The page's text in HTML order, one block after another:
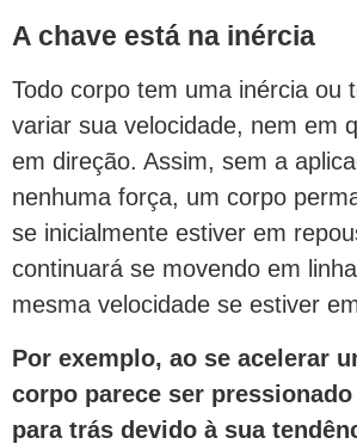
A chave está na inércia
Todo corpo tem uma inércia ou
variar sua velocidade, nem em
em direção. Assim, sem a
nenhuma força, um corpo
se inicialmente estiver em
continuará se movendo em
mesma velocidade se estiver
Por exemplo, ao se acelerar
corpo parece ser
para trás devido à sua